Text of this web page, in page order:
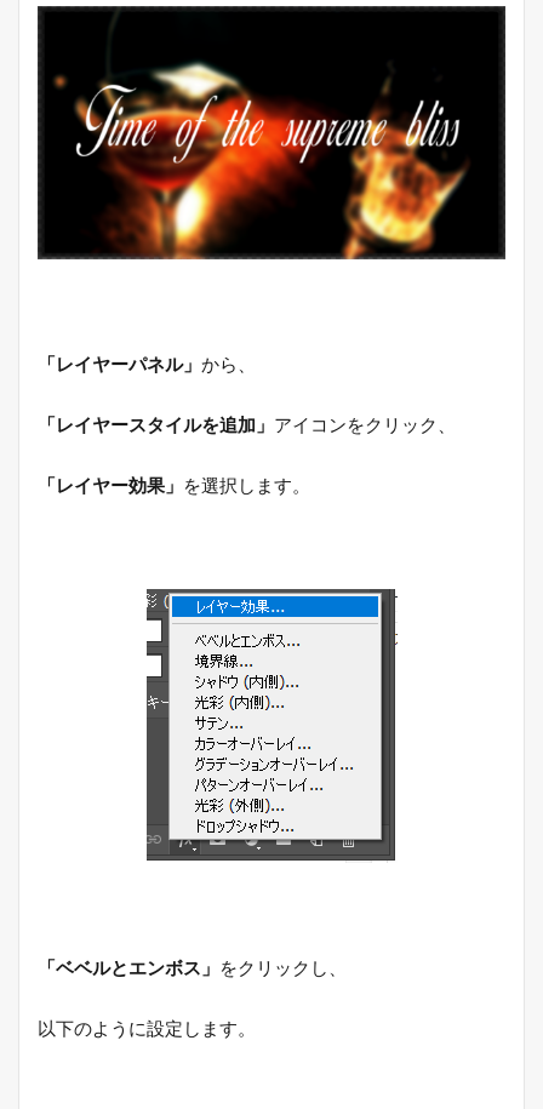
「レイヤーパネル」 から、
「レイヤースタイルを追加」 アイコンをクリック、
「レイヤー効果」 を選択します。
「ベベルとエンボス」 をクリックし、
以下のように設定します。